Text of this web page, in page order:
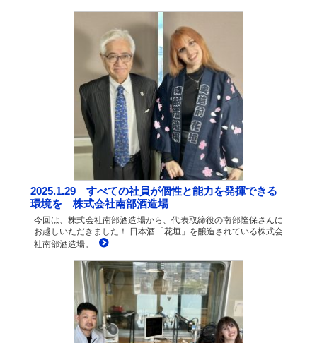
2025.1.29 すべての社員が個性と能力を発揮できる
環境を 株式会社南部酒造場
今回は、株式会社南部酒造場から、代表取締役の南部隆保さんに
お越しいただきました！ 日本酒「花垣」を醸造されている株式会
社南部酒造場。